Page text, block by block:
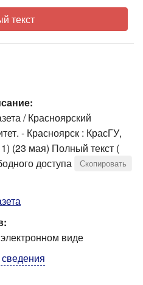
текст
/ Красноярский
- Красноярск : КрасГУ,
(23 мая) Полный текст (
доступа
Скопировать
виде